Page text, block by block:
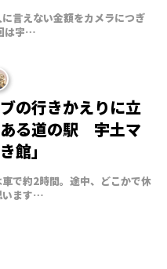
言えない金額をカメラにつぎ
は宇…
の行きかえりに立
る道の駅 宇土マ
館」
で約2時間。途中、どこかで休
います…